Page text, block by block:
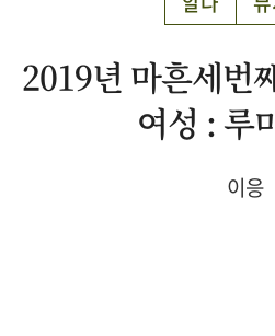
2019년 마흔세번
여성 : 루
이응